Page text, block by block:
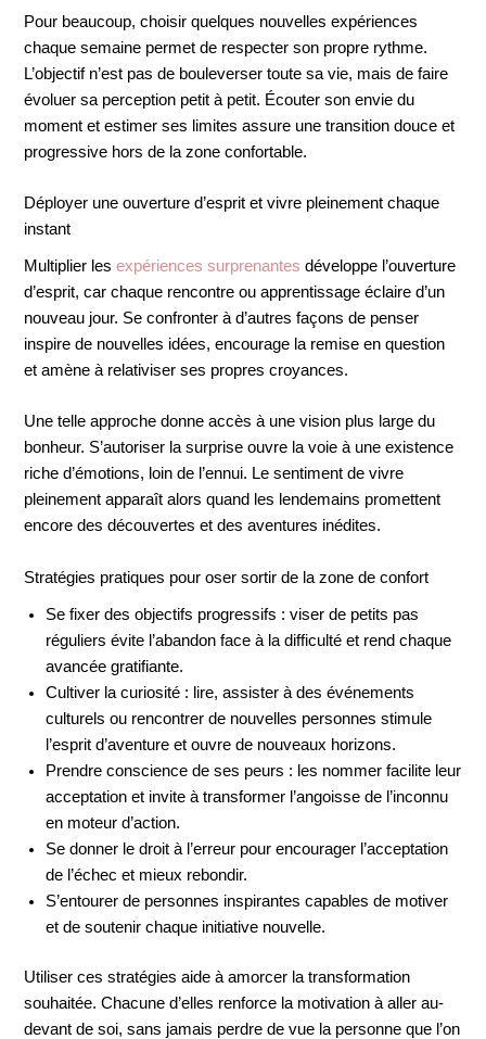
Pour beaucoup, choisir quelques nouvelles expériences
chaque semaine permet de respecter son propre rythme.
L’objectif n’est pas de bouleverser toute sa vie, mais de faire
évoluer sa perception petit à petit. Écouter son envie du
moment et estimer ses limites assure une transition douce et
progressive hors de la zone confortable.
Déployer une ouverture d’esprit et vivre pleinement chaque
instant
Multiplier lesexpériences surprenantes développe l’ouverture
d’esprit, car chaque rencontre ou apprentissage éclaire d’un
nouveau jour. Se confronter à d’autres façons de penser
inspire de nouvelles idées, encourage la remise en question
et amène à relativiser ses propres croyances.
Une telle approche donne accès à une vision plus large du
bonheur. S’autoriser la surprise ouvre la voie à une existence
riche d’émotions, loin de l’ennui. Le sentiment de vivre
pleinement apparaît alors quand les lendemains promettent
encore des découvertes et des aventures inédites.
Stratégies pratiques pour oser sortir de la zone de confort
Se fixer des objectifs progressifs : viser de petits pas
réguliers évite l’abandon face à la difficulté et rend chaque
avancée gratifiante.
Cultiver la curiosité : lire, assister à des événements
culturels ou rencontrer de nouvelles personnes stimule
l’esprit d’aventure et ouvre de nouveaux horizons.
Prendre conscience de ses peurs : les nommer facilite leur
acceptation et invite à transformer l’angoisse de l’inconnu
en moteur d’action.
Se donner le droit à l’erreur pour encourager l’acceptation
de l’échec et mieux rebondir.
S’entourer de personnes inspirantes capables de motiver
et de soutenir chaque initiative nouvelle.
Utiliser ces stratégies aide à amorcer la transformation
souhaitée. Chacune d’elles renforce la motivation à aller au-
devant de soi, sans jamais perdre de vue la personne que l’on